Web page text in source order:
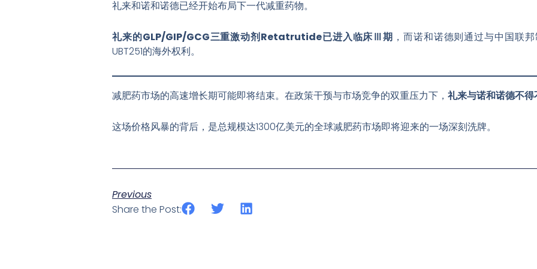
礼来和诺和诺德已经开始布局下一代减重药物。
礼来的GLP/GIP/GCG三重激动剂Retatrutide已进入临床Ⅲ期 ，而诺和诺德则通过与中国联
UBT251的海外权利。
减肥药市场的高速增长期可能即将结束。在政策干预与市场竞争的双重压力下， 礼来与诺和诺德不
这场价格风暴的背后，是总规模达1300亿美元的全球减肥药市场即将迎来的一场深刻洗牌。
Previous
Share the Post: